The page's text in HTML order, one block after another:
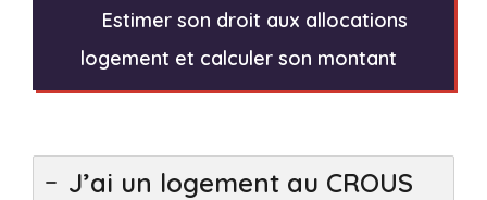
Estimer son droit aux allocations
logement et calculer son montant
J’ai un logement au CROUS